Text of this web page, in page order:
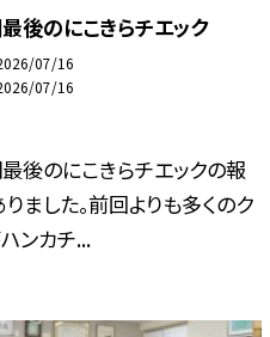
後のにこきらチエック
07/16
07/16
後のにこきらチエックの報
ました。前回よりも多くのク
ンカチ...